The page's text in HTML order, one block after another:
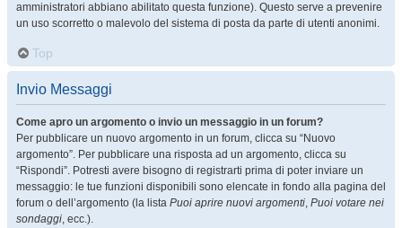
amministratori abbiano abilitato questa funzione). Questo serve a prevenire
un uso scorretto o malevolo del sistema di posta da parte di utenti anonimi.
Top
Invio Messaggi
Come apro un argomento o invio un messaggio in un forum?
Per pubblicare un nuovo argomento in un forum, clicca su “Nuovo
argomento”. Per pubblicare una risposta ad un argomento, clicca su
“Rispondi”. Potresti avere bisogno di registrarti prima di poter inviare un
messaggio: le tue funzioni disponibili sono elencate in fondo alla pagina del
forum o dell’argomento (la lista Puoi aprire nuovi argomenti, Puoi votare nei
sondaggi, ecc.).